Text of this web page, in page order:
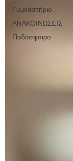
Γυμναστήριο
ΑΝΑΚΟΙΝΩΣΕΙΣ
Ποδόσφαιρο